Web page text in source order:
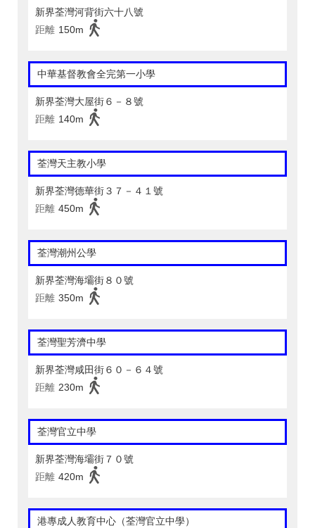
新界荃灣河背街六十八號
距離 150m
中華基督教會全完第一小學
新界荃灣大屋街６－８號
距離 140m
荃灣天主教小學
新界荃灣德華街３７－４１號
距離 450m
荃灣潮州公學
新界荃灣海壩街８０號
距離 350m
荃灣聖芳濟中學
新界荃灣咸田街６０－６４號
距離 230m
荃灣官立中學
新界荃灣海壩街７０號
距離 420m
港專成人教育中心（荃灣官立中學）